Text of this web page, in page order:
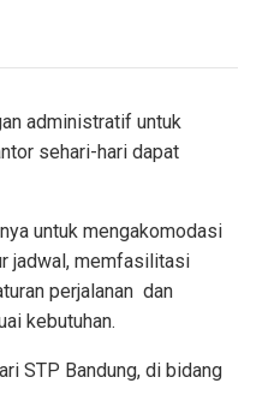
administratif untuk
sehari-hari dapat
untuk mengakomodasi
jadwal, memfasilitasi
perjalanan dan
kebutuhan.
STP Bandung, di bidang